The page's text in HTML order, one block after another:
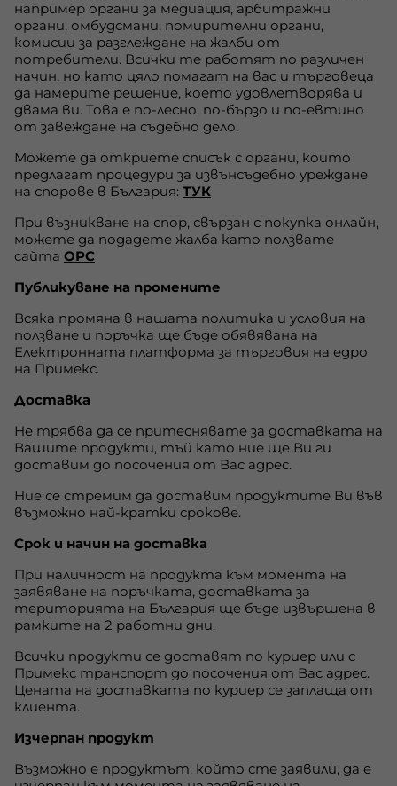
например органи за медиация, арбитражни
органи, омбудсмани, помирителни органи,
комисии за разглеждане на жалби от
потребители. Всички те работят по различен
начин, но като цяло помагат на вас и търговеца
да намерите решение, което удовлетворява и
двама ви. Това е по-лесно, по-бързо и по-евтино
от завеждане на съдебно дело.
Можете да откриете списък с органи, които
предлагат процедури за извънсъдебно уреждане
на спорове в България: ТУК
При възникване на спор, свързан с покупка онлайн,
можете да подадете жалба като ползвате
сайта ОРС
Публикуване на промените
Всяка промяна в нашата политика и условия на
ползване и поръчка ще бъде обявявана на
Електронната платформа за търговия на едро
на Примекс.
Доставка
Не трябва да се притеснявате за доставката на
Вашите продукти, тъй като ние ще Ви ги
доставим до посочения от Вас адрес.
Ние се стремим да доставим продуктите Ви във
възможно най-кратки срокове.
Срок и начин на доставка
При наличност на продукта към момента на
заявяване на поръчката, доставката за
територията на България ще бъде извършена в
рамките на 2 работни дни.
Всички продукти се доставят по куриер или с
Примекс транспорт до посочения от Вас адрес.
Цената на доставката по куриер се заплаща от
клиента.
Изчерпан продукт
Възможно е продуктът, който сте заявили, да е